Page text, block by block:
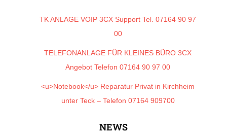
TK ANLAGE VOIP 3CX Support Tel. 07164 90 97
00
TELEFONANLAGE FÜR KLEINES BÜRO 3CX
Angebot Telefon 07164 90 97 00
<u>Notebook</u> Reparatur Privat in Kirchheim
unter Teck – Telefon 07164 909700
NEWS